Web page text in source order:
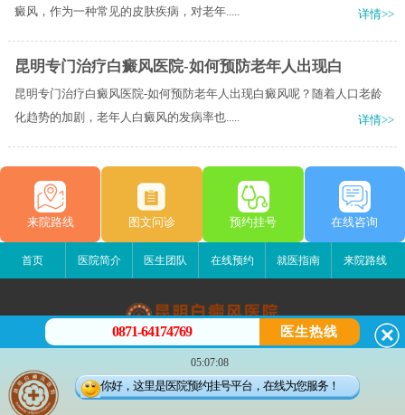
癜风，作为一种常见的皮肤疾病，对老年.....
详情>>
昆明专门治疗白癜风医院-如何预防老年人出现白
昆明专门治疗白癜风医院-如何预防老年人出现白癜风呢？随着人口老龄
化趋势的加剧，老年人白癜风的发病率也.....
详情>>
来院路线 图文问诊 预约挂号 在线咨询
首页 医院简介 医生团队 在线预约 就医指南 来院路线
昆明白癜风医院
昆明市五华区护国路2号
版权所有：昆明白癜风医院
联系电话：0871-64174769
0871-64174769 医生热线
05:07:08
你好，这里是医院预约挂号平台，在线为您服务！